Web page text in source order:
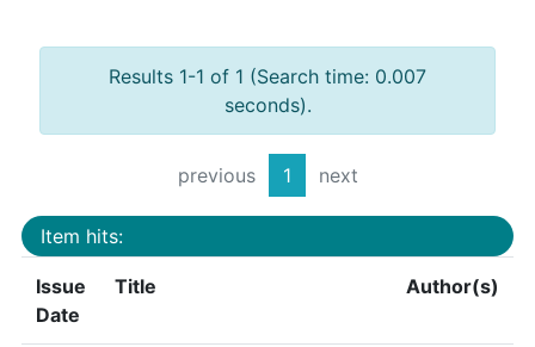
Results 1-1 of 1 (Search time: 0.007
seconds).
previous 1 next
Item hits:
Issue
Date
Title Author(s)